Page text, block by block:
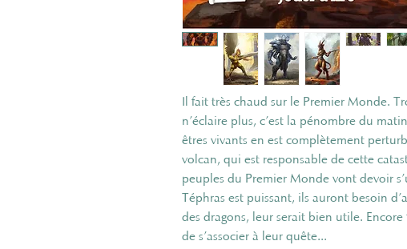
Il fait très chaud sur le Premier Monde.
n’éclaire plus, c’est la pénombre du
êtres vivants en est complètement
volcan, qui est responsable de cette
peuples du Premier Monde vont devoir
Téphras est puissant, ils auront besoin
des dragons, leur serait bien utile.
de s’associer à leur quête...